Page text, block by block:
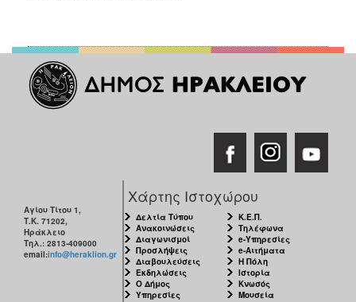
Αγίου Τίτου 1,
Τ.Κ. 71202,
Ηράκλειο
Τηλ.: 2813-409000
email:info@heraklion.gr
Χάρτης Ιστοχώρου
Δελτία Τύπου
Ανακοινώσεις
Διαγωνισμοί
Προσλήψεις
Διαβουλεύσεις
Εκδηλώσεις
Ο Δήμος
Υπηρεσίες
Κ.Ε.Π.
Τηλέφωνα
e-Υπηρεσίες
e-Αιτήματα
Η Πόλη
Ιστορία
Κνωσός
Μουσεία